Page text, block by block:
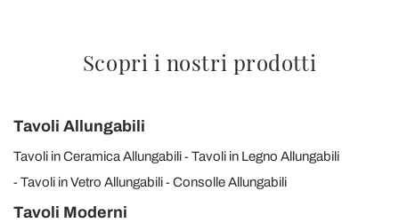
Scopri i nostri prodotti
Tavoli Allungabili
Tavoli in Ceramica Allungabili
Tavoli in Legno Allungabili
Tavoli in Vetro Allungabili
Consolle Allungabili
Tavoli Moderni